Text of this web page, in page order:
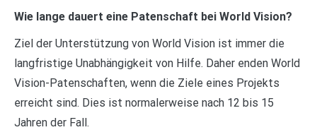
Wie lange dauert eine Patenschaft bei World Vision?
Ziel der Unterstützung von World Vision ist immer die
langfristige Unabhängigkeit von Hilfe. Daher enden World
Vision-Patenschaften, wenn die Ziele eines Projekts
erreicht sind. Dies ist normalerweise nach 12 bis 15
Jahren der Fall.